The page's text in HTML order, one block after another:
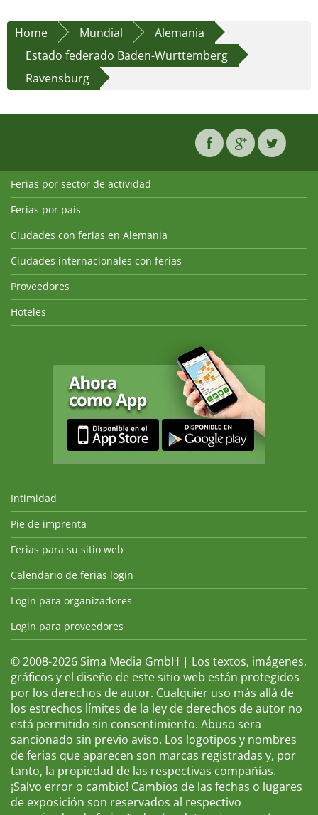
Home Mundial
Alemania
Estado federado Baden-Wurttemberg
Ravensburg
Ferias por sector de actividad
Ferias por país
Ciudades con ferias en Alemania
Ciudades internacionales con ferias
Proveedores
Hoteles
Intimidad
Pie de imprenta
Ferias para su sitio web
Calendario de ferias login
Login para organizadores
Login para proveedores
© 2008-2026 Sima Media GmbH | Los textos, imágenes,
gráficos y el diseño de este sitio web están protegidos
por los derechos de autor. Cualquier uso más allá de
los estrechos límites de la ley de derechos de autor no
está permitido sin consentimiento. Abuso sera
sancionado sin previo aviso. Los logotipos y nombres
de ferias que aparecen son marcas registradas y, por
tanto, la propiedad de las respectivas compañías.
¡Salvo error o cambio! Cambios de las fechas o lugares
de exposición son reservados al respectivo